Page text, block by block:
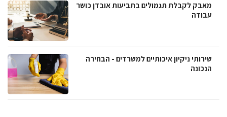
מאבק לקבלת תגמולים בתביעות אובדן כושר
עבודה
שירותי ניקיון איכותיים למשרדים - הבחירה
הנכונה